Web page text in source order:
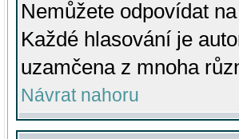
Nemůžete odpovídat
Každé hlasování je
uzamčena z mnoha
Návrat nahoru